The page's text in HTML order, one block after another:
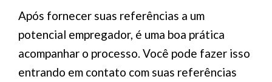
Após fornecer suas referências a um
potencial empregador, é uma boa prática
acompanhar o processo. Você pode fazer isso
entrando em contato com suas referências